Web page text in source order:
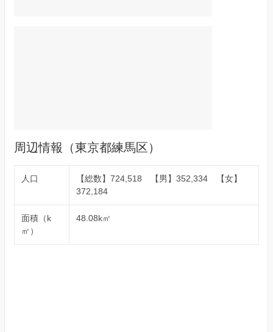
周辺情報（東京都練馬区）
人口
【総数】724,518 【男】352,334 【女】
372,184
面積（k
㎡）
48.08k㎡